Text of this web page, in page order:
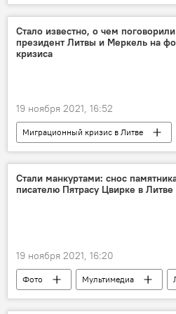
Вильнюс
СССР
снос
монумент
памятник
советский памятник
писатель
Стало известно, о чем поговорили
президент Литвы и Меркель на
кризиса
19 ноября 2021, 16:52
Миграционный кризис в Литве
Литва
Ангела Меркель
граница
Германия
Белоруссия
президент Литвы
Стали манкуртами: снос
писателю Пятрасу Цвирке в Литве
19 ноября 2021, 16:20
Фото Мультимедиа
демонтаж
жители